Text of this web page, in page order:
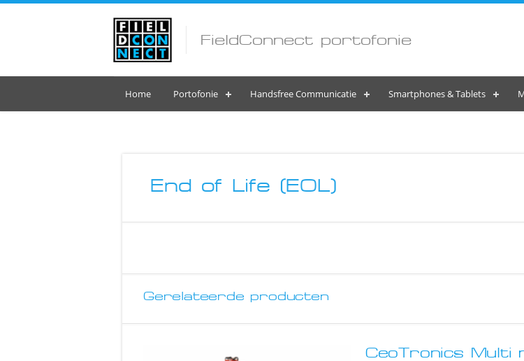
FieldConnect portofonie
Home Portofonie Handsfree Communicatie Smartphones & Tablets
End of Life (EOL)
Gerelateerde producten
CeoTronics Multi